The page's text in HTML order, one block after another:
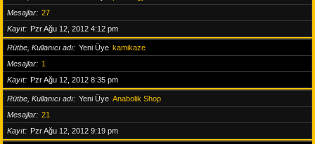
Mesajlar
27
Kayıt
Pzr Ağu 12, 2012 4:12 pm
Rütbe, Kullanıcı adı Yeni Üye kamikaze
Mesajlar
1
Kayıt
Pzr Ağu 12, 2012 8:35 pm
Rütbe, Kullanıcı adı Yeni Üye Anabolik Shop
Mesajlar
21
Kayıt
Pzr Ağu 12, 2012 9:19 pm